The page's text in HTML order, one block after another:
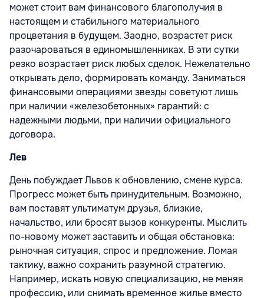
может стоит вам финансового благополучия в
настоящем и стабильного материального
процветания в будущем. Заодно, возрастет риск
разочароваться в единомышленниках. В эти сутки
резко возрастает риск любых сделок. Нежелательно
открывать дело, формировать команду. Заниматься
финансовыми операциями звезды советуют лишь
при наличии «железобетонных» гарантий: с
надежными людьми, при наличии официального
договора.
Лев
День побуждает Львов к обновлению, смене курса.
Прогресс может быть принудительным. Возможно,
вам поставят ультиматум друзья, близкие,
начальство, или бросят вызов конкуренты. Мыслить
по-новому может заставить и общая обстановка:
рыночная ситуация, спрос и предложение. Ломая
тактику, важно сохранить разумной стратегию.
Например, искать новую специализацию, не меняя
профессию, или снимать временное жилье вместо